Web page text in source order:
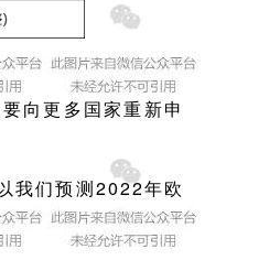
向更多国家重新申
我们预测2022年欧